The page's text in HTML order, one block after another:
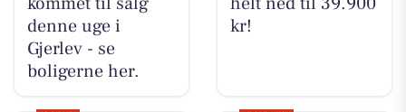
denne uge i
Gjerlev - se
boligerne her.
kr!